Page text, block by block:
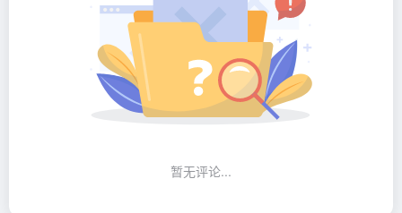
暂无评论...